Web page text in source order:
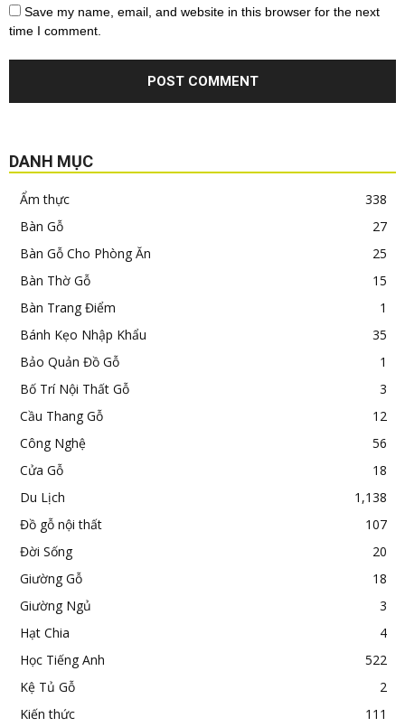
Save my name, email, and website in this browser for the next
time I comment.
DANH MỤC
Ẩm thực
338
Bàn Gỗ
27
Bàn Gỗ Cho Phòng Ăn
25
Bàn Thờ Gỗ
15
Bàn Trang Điểm
1
Bánh Kẹo Nhập Khẩu
35
Bảo Quản Đồ Gỗ
1
Bố Trí Nội Thất Gỗ
3
Cầu Thang Gỗ
12
Công Nghệ
56
Cửa Gỗ
18
Du Lịch
1,138
Đồ gỗ nội thất
107
Đời Sống
20
Giường Gỗ
18
Giường Ngủ
3
Hạt Chia
4
Học Tiếng Anh
522
Kệ Tủ Gỗ
2
Kiến thức
111